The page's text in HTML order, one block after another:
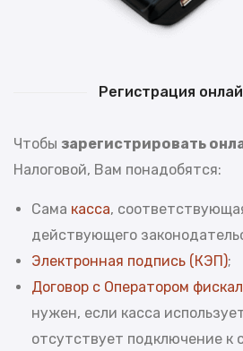
Регистрация
Чтобы зарегистрировать
Налоговой, Вам понадобятся:
Сама касса,
действующего
Электронная подпись (КЭП);
Договор с Оператором
нужен, если касса
отсутствует подключение к